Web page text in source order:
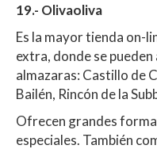
19.- Olivaoliva
Es la mayor tienda on-
extra, donde se
almazaras: Castillo de
Bailén, Rincón de la
Ofrecen grandes
especiales. También